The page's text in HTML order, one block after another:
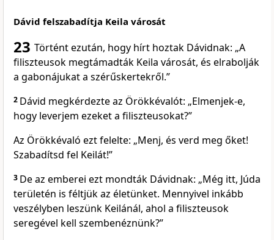
Dávid felszabadítja Keila városát
23 Történt ezután, hogy hírt hoztak Dávidnak: „A
filiszteusok megtámadták Keila városát, és elrabolják
a gabonájukat a szérűskertekről.”
2 Dávid megkérdezte az Örökkévalót: „Elmenjek-e,
hogy leverjem ezeket a filiszteusokat?”
Az Örökkévaló ezt felelte: „Menj, és verd meg őket!
Szabadítsd fel Keilát!”
3 De az emberei ezt mondták Dávidnak: „Még itt, Júda
területén is féltjük az életünket. Mennyivel inkább
veszélyben leszünk Keilánál, ahol a filiszteusok
seregével kell szembenéznünk?”